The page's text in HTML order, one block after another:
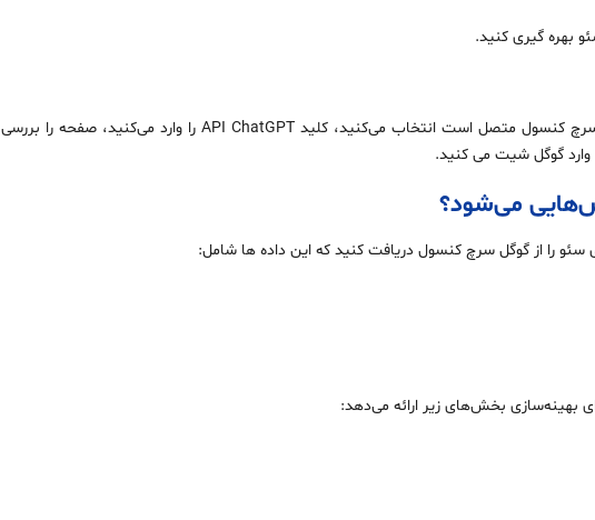
بهره گیری کنید.
به زبان ساده تر شما یک URL را از دامنه‌ای که به گوگل سرچ کنسول متصل است انتخاب می‌کنید، کلید API ChatGPT را وارد می‌کنید، صفحه را بررسی
گوگل شیت می کنید.
می‌شود؟
سئو را از گوگل سرچ کنسول دریافت کنید که این داده ها شامل: